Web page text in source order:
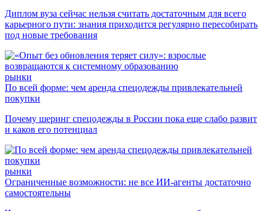
Диплом вуза сейчас нельзя считать достаточным для всего
карьерного пути: знания приходится регулярно пересобирать
под новые требования
рынки
По всей форме: чем аренда спецодежды привлекательней
покупки
Почему шеринг спецодежды в России пока еще слабо развит
и каков его потенциал
рынки
Ограниченные возможности: не все ИИ-агенты достаточно
самостоятельны